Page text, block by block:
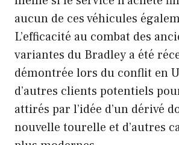
aucun de ces véhicules
L’efficacité au combat des
variantes du Bradley a été
démontrée lors du conflit en
d’autres clients potentiels
attirés par l’idée d’un dérivé
nouvelle tourelle et d’autres